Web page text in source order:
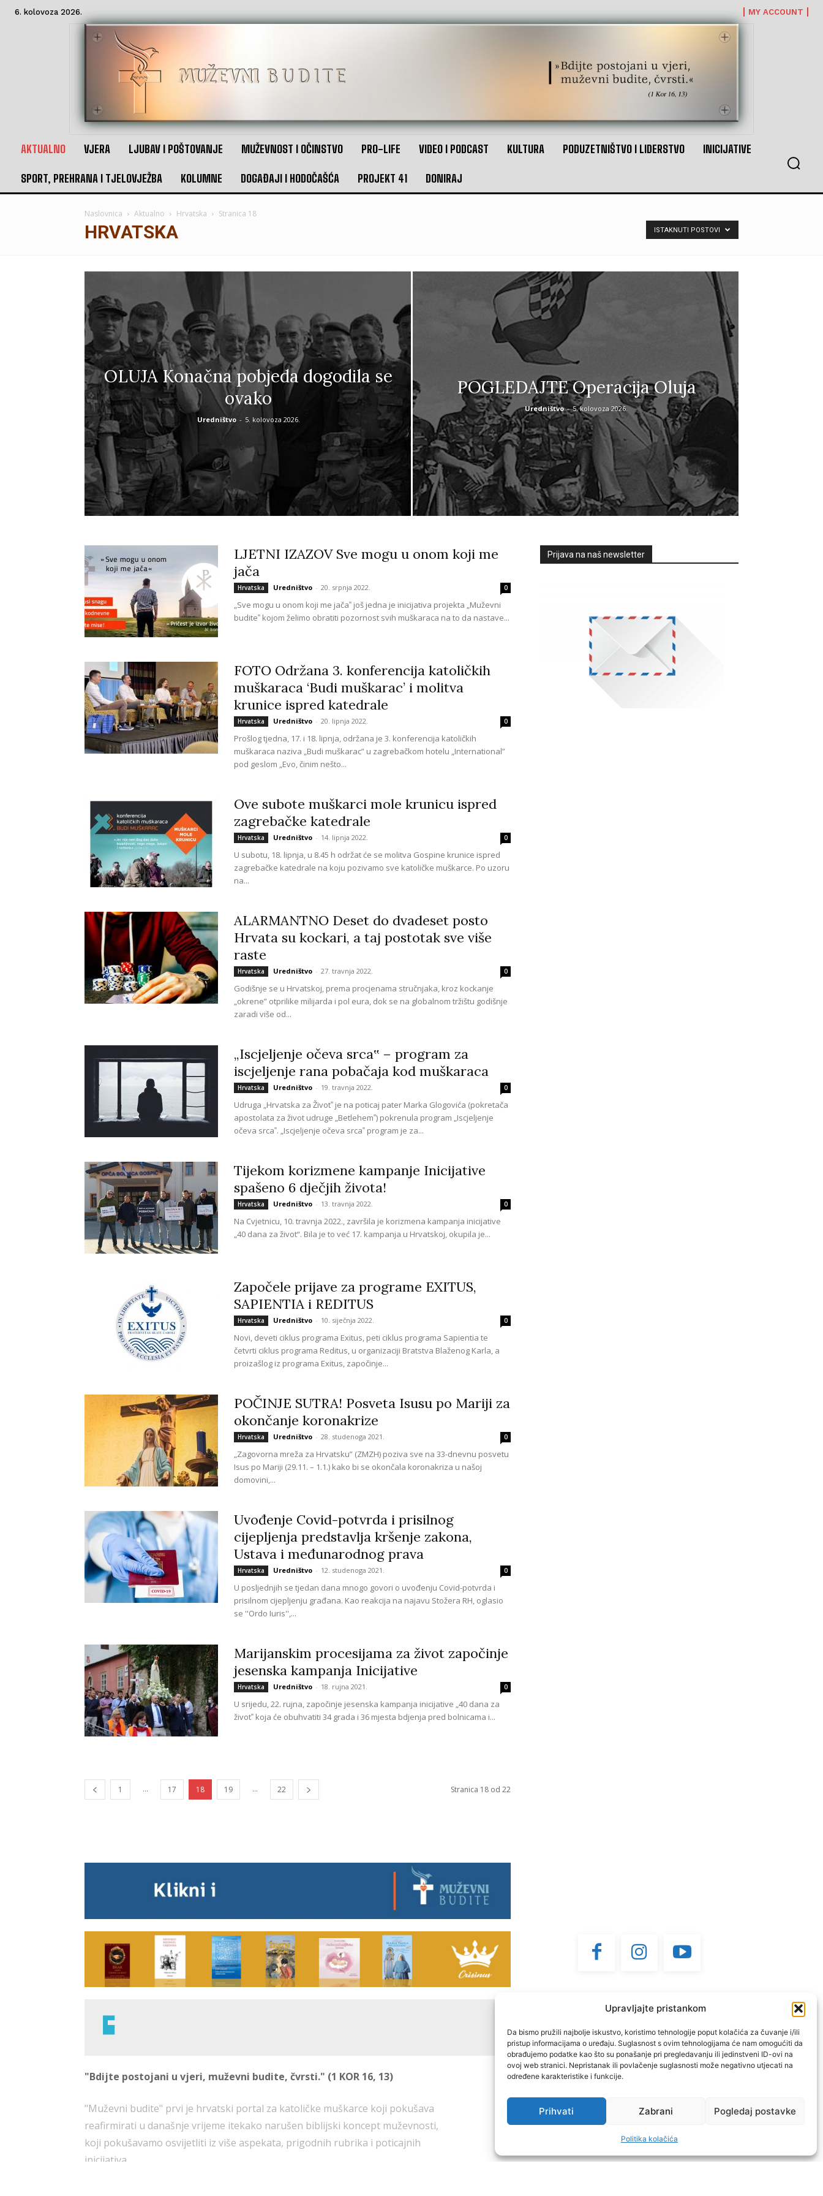
Upravljajte pristankom
Da bismo pružili najbolje iskustvo, koristimo tehnologije poput kolačića za čuvanje i/ili
pristup informacijama o uređaju. Suglasnost s ovim tehnologijama će nam omogućiti da
obrađujemo podatke kao što su ponašanje pri pregledavanju ili jedinstveni ID-ovi na
ovoj web stranici. Nepristanak ili povlačenje suglasnosti može negativno utjecati na
određene karakteristike i funkcije.
Prihvati Zabrani Pogledaj postavke
Politika kolačića
6. kolovoza 2026. MY ACCOUNT
AKTUALNO VJERA LJUBAV I POŠTOVANJE MUŽEVNOST I OČINSTVO PRO-LIFE VIDEO I PODCAST KULTURA PODUZETNIŠTVO I LIDERSTVO INICIJATIVE
SPORT, PREHRANA I TJELOVJEŽBA KOLUMNE DOGAĐAJI I HODOČAŠĆA PROJEKT 41 DONIRAJ
Naslovnica Aktualno Hrvatska Stranica 18
HRVATSKA ISTAKNUTI POSTOVI
OLUJA Konačna pobjeda dogodila se
ovako
Uredništvo - 5. kolovoza 2026.
POGLEDAJTE Operacija Oluja
Uredništvo - 5. kolovoza 2026.
LJETNI IZAZOV Sve mogu u onom koji me
jača
Hrvatska Uredništvo - 20. srpnja 2022. 0
„Sve mogu u onom koji me jača‟ još jedna je inicijativa projekta „Muževni
budite‟ kojom želimo obratiti pozornost svih muškaraca na to da nastave...
FOTO Održana 3. konferencija katoličkih
muškaraca ‘Budi muškarac’ i molitva
krunice ispred katedrale
Hrvatska Uredništvo - 20. lipnja 2022. 0
Prošlog tjedna, 17. i 18. lipnja, održana je 3. konferencija katoličkih
muškaraca naziva „Budi muškarac” u zagrebačkom hotelu „International”
pod geslom „Evo, činim nešto...
Ove subote muškarci mole krunicu ispred
zagrebačke katedrale
Hrvatska Uredništvo - 14. lipnja 2022. 0
U subotu, 18. lipnja, u 8.45 h održat će se molitva Gospine krunice ispred
zagrebačke katedrale na koju pozivamo sve katoličke muškarce. Po uzoru
na...
ALARMANTNO Deset do dvadeset posto
Hrvata su kockari, a taj postotak sve više
raste
Hrvatska Uredništvo - 27. travnja 2022. 0
Godišnje se u Hrvatskoj, prema procjenama stručnjaka, kroz kockanje
„okrene” otprilike milijarda i pol eura, dok se na globalnom tržištu godišnje
zaradi više od...
„Iscjeljenje očeva srca‟ – program za
iscjeljenje rana pobačaja kod muškaraca
Hrvatska Uredništvo - 19. travnja 2022. 0
Udruga „Hrvatska za Život‟ je na poticaj pater Marka Glogovića (pokretača
apostolata za život udruge „Betlehem‟) pokrenula program „Iscjeljenje
očeva srca‟. „Iscjeljenje očeva srca‟ program je za...
Tijekom korizmene kampanje Inicijative
spašeno 6 dječjih života!
Hrvatska Uredništvo - 13. travnja 2022. 0
Na Cvjetnicu, 10. travnja 2022., završila je korizmena kampanja inicijative
„40 dana za život“. Bila je to već 17. kampanja u Hrvatskoj, okupila je...
Započele prijave za programe EXITUS,
SAPIENTIA i REDITUS
Hrvatska Uredništvo - 10. siječnja 2022. 0
Novi, deveti ciklus programa Exitus, peti ciklus programa Sapientia te
četvrti ciklus programa Reditus, u organizaciji Bratstva Blaženog Karla, a
proizašlog iz programa Exitus, započinje...
POČINJE SUTRA! Posveta Isusu po Mariji za
okončanje koronakrize
Hrvatska Uredništvo - 28. studenoga 2021. 0
„Zagovorna mreža za Hrvatsku” (ZMZH) poziva sve na 33-dnevnu posvetu
Isus po Mariji (29.11. – 1.1.) kako bi se okončala koronakriza u našoj
domovini,...
Uvođenje Covid-potvrda i prisilnog
cijepljenja predstavlja kršenje zakona,
Ustava i međunarodnog prava
Hrvatska Uredništvo - 12. studenoga 2021. 0
U posljednjih se tjedan dana mnogo govori o uvođenju Covid-potvrda i
prisilnom cijepljenju građana. Kao reakcija na najavu Stožera RH, oglasio
se ''Ordo Iuris'',...
Marijanskim procesijama za život započinje
jesenska kampanja Inicijative
Hrvatska Uredništvo - 18. rujna 2021. 0
U srijedu, 22. rujna, započinje jesenska kampanja inicijative „40 dana za
život‟ koja će obuhvatiti 34 grada i 36 mjesta bdjenja pred bolnicama i...
1 ... 17 18 19 ... 22 Stranica 18 od 22
Prijava na naš newsletter
"Bdijte postojani u vjeri, muževni budite, čvrsti." (1 KOR 16, 13)
"Muževni budite" prvi je hrvatski portal za katoličke muškarce koji pokušava
reafirmirati u današnje vrijeme itekako narušen biblijski koncept muževnosti,
koji pokušavamo osvijetliti iz više aspekata, prigodnih rubrika i poticajnih
inicijativa.